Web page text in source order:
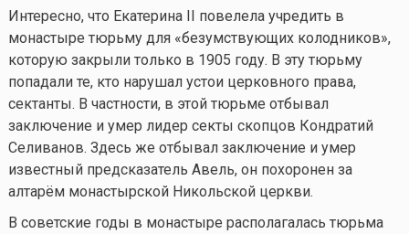
Интересно, что Екатерина II повелела учредить в
монастыре тюрьму для «безумствующих колодников»,
которую закрыли только в 1905 году. В эту тюрьму
попадали те, кто нарушал устои церковного права,
сектанты. В частности, в этой тюрьме отбывал
заключение и умер лидер секты скопцов Кондратий
Селиванов. Здесь же отбывал заключение и умер
известный предсказатель Авель, он похоронен за
алтарём монастырской Никольской церкви.
В советские годы в монастыре располагалась тюрьма